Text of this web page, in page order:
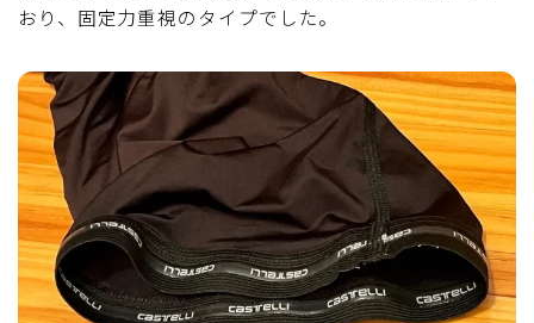
おり、固定力重視のタイプでした。